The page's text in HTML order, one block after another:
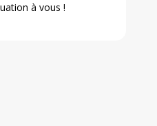
à vous !